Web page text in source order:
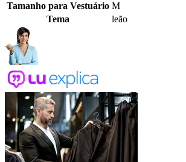
Tamanho para Vestuário M
Tema
leão